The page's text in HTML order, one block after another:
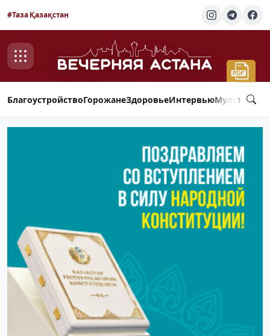
#Таза Қазақстан
БлагоустройствоГорожанеЗдоровьеИнтервью